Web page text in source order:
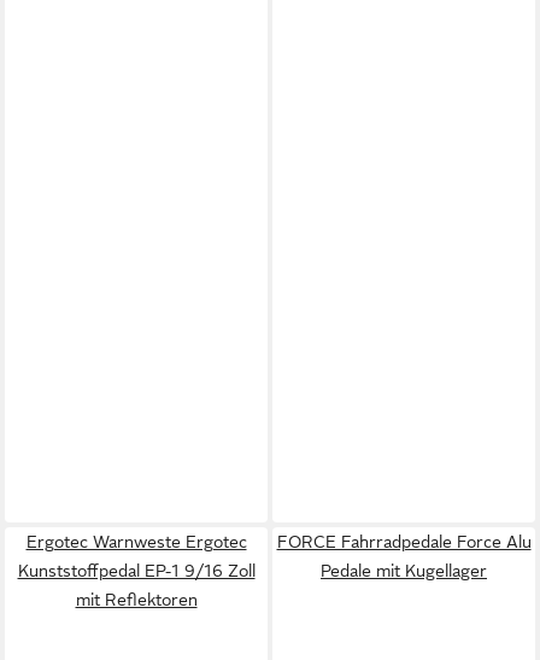
Ergotec Warnweste Ergotec
Kunststoffpedal EP-1 9/16 Zoll
mit Reflektoren
FORCE Fahrradpedale Force Alu
Pedale mit Kugellager